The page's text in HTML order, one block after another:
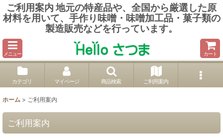
ご利用案内 地元の特産品や、全国から厳選した原
材料を用いて、手作り味噌・味噌加工品・菓子類の
製造販売などを行っています。
メニュー カート
カテゴリ マイページ 商品検索 ご利用案内
ホーム > ご利用案内
ご利用案内